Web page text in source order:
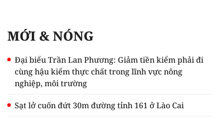
MỚI & NÓNG
Đại biểu Trần Lan Phương: Giảm tiền kiểm phải đi
cùng hậu kiểm thực chất trong lĩnh vực nông
nghiệp, môi trường
Sạt lở cuốn đứt 30m đường tỉnh 161 ở Lào Cai